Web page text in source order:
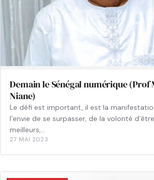
Demain le Sénégal numérique (Prof
Niane)
Le défi est important, il est la
l’envie de se surpasser, de la volonté
meilleurs,…
27 MAI 2023